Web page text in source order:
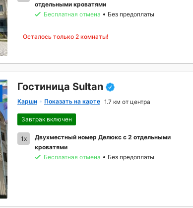
отдельными кроватями
Бесплатная отмена
Без предоплаты
Осталось только 2 комнаты!
Гостиница Sultan
Карши Показать на карте 1.7 км от центра
Завтрак включен
1x
Двухместный номер Делюкс с 2 отдельными
кроватями
Бесплатная отмена
Без предоплаты